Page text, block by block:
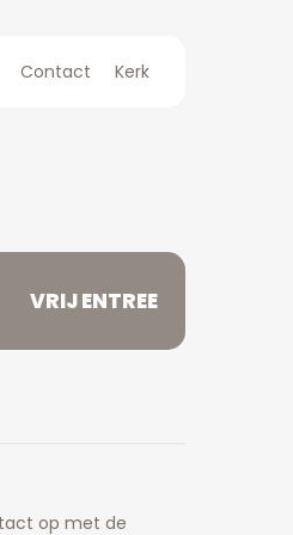
Contact Kerk
VRIJ ENTREE
op met de